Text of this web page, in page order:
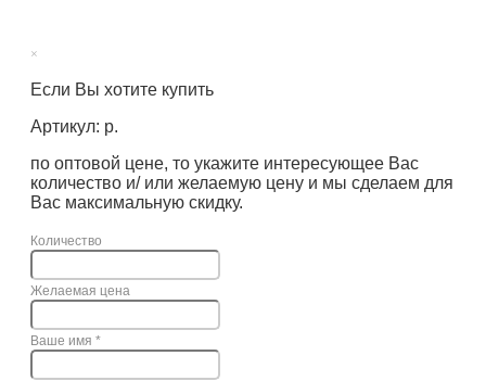
×
Если Вы хотите купить
Артикул: р.
по оптовой цене, то укажите интересующее Вас
количество и/ или желаемую цену и мы сделаем для
Вас максимальную скидку.
Количество
Желаемая цена
Ваше имя *